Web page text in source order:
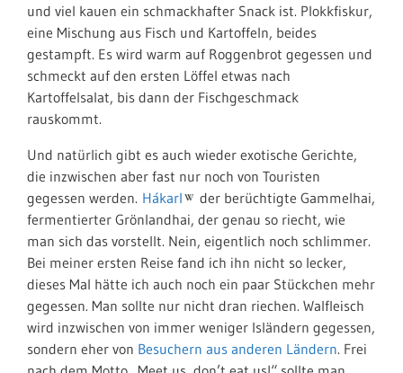
und viel kauen ein schmackhafter Snack ist. Plokkfiskur,
eine Mischung aus Fisch und Kartoffeln, beides
gestampft. Es wird warm auf Roggenbrot gegessen und
schmeckt auf den ersten Löffel etwas nach
Kartoffelsalat, bis dann der Fischgeschmack
rauskommt.
Und natürlich gibt es auch wieder exotische Gerichte,
die inzwischen aber fast nur noch von Touristen
gegessen werden. Hákarl
der berüchtigte Gammelhai,
fermentierter Grönlandhai, der genau so riecht, wie
man sich das vorstellt. Nein, eigentlich noch schlimmer.
Bei meiner ersten Reise fand ich ihn nicht so lecker,
dieses Mal hätte ich auch noch ein paar Stückchen mehr
gegessen. Man sollte nur nicht dran riechen. Walfleisch
wird inzwischen von immer weniger Isländern gegessen,
sondern eher von Besuchern aus anderen Ländern. Frei